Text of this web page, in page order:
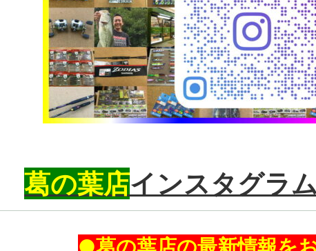
葛の葉店インスタグラ